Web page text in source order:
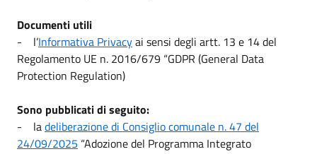
Documenti utili
- l’Informativa Privacyai sensi degli artt. 13 e 14 del
Regolamento UE n. 2016/679 “GDPR (General Data
Protection Regulation)
Sono pubblicati di seguito:
- ladeliberazione di Consiglio comunale n. 47 del
24/09/2025 “Adozione del Programma Integrato